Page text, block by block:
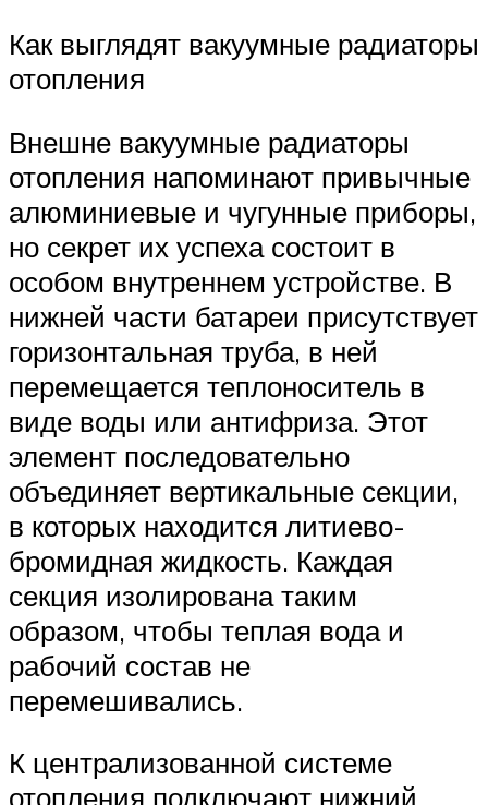
Как выглядят вакуумные радиаторы
отопления
Внешне вакуумные радиаторы
отопления напоминают привычные
алюминиевые и чугунные приборы,
но секрет их успеха состоит в
особом внутреннем устройстве. В
нижней части батареи присутствует
горизонтальная труба, в ней
перемещается теплоноситель в
виде воды или антифриза. Этот
элемент последовательно
объединяет вертикальные секции,
в которых находится литиево-
бромидная жидкость. Каждая
секция изолирована таким
образом, чтобы теплая вода и
рабочий состав не
перемешивались.
К централизованной системе
отопления подключают нижний